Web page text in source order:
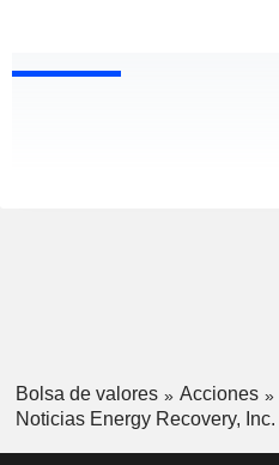
Bolsa de valores Acciones
Noticias Energy Recovery, Inc.